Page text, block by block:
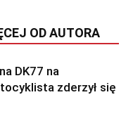
OD AUTORA
DK77 na
zderzył się